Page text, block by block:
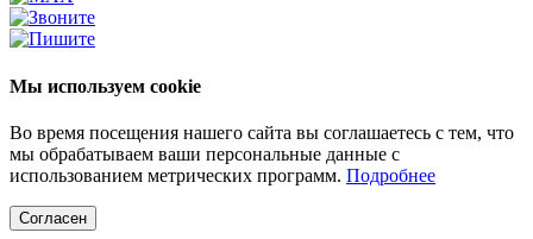
Мы используем cookie
Во время посещения нашего сайта вы соглашаетесь с тем, что
мы обрабатываем ваши персональные данные с
использованием метрических программ. Подробнее
Согласен